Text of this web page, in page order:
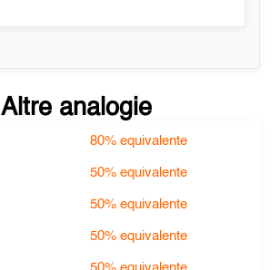
Altre analogie
80% equivalente
50% equivalente
50% equivalente
50% equivalente